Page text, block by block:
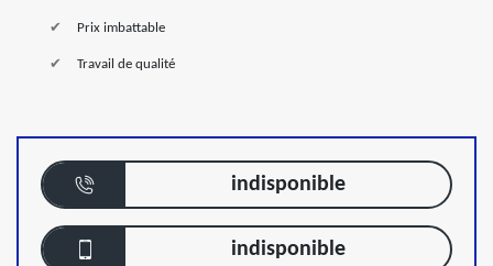
Prix imbattable
Travail de qualité
indisponible
indisponible